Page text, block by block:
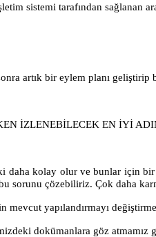
sistemi tarafından sağlanan
artık bir eylem planı
İZLENEBİLECEK EN İYİ
daha kolay olur ve bunlar için
sorunu çözebiliriz. Çok daha
mevcut yapılandırmayı
dokümanlara göz atmamız